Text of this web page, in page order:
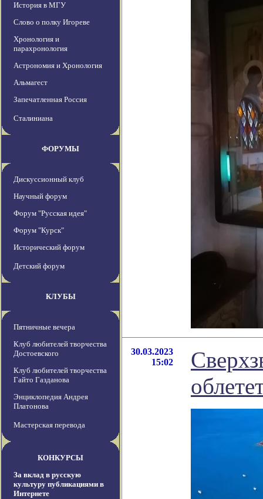
История в МГУ
Слово о полку Игореве
Хронология и
парахронология
Астрономия и Хронология
Альмагест
Запечатленная Россия
Сталиниана
ФОРУМЫ
Дискуссионный клуб
Научный форум
Форум "Русская идея"
Форум "Курск"
Исторический форум
Детский форум
КЛУБЫ
Пятничные вечера
Клуб любителей творчества
Достоевского
Клуб любителей творчества
Гайто Газданова
Энциклопедия Андрея
Платонова
Мастерская перевода
КОНКУРСЫ
За вклад в русскую
культуру публикациями в
Интернете
30.03.2023
15:02